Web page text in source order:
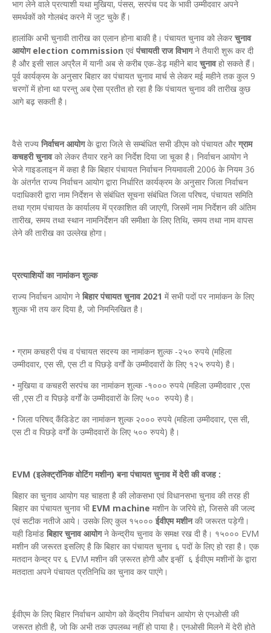
भाग लेने वाले प्रत्याशी यथा मुखिया, पंसस, सरपंच पद के भावी उम्मीदवार अपने
समर्थकों को गोलबंद करने में जुट चुके हैं।
हालांकि अभी चुनावी तारीख का एलान होना बाकी है। पंचायत चुनाव को लेकर चुनाव
आयोग election commission एवं पंचायती राज विभागने तैयारी शुरू कर दी
है और इसी साल अप्रैल में यानी अब से करीब एक-डेढ़ महीने बाद चुनावहो सकते हैं।
पूर्व कार्यक्रम के अनुसार बिहार का पंचायत चुनाव मार्च से लेकर मई महीने तक कुल 9
चरणों में होना था परन्तु अब ऐसा प्रतीत हो रहा है कि पंचायत चुनाव की तारीख कुछ
आगे बढ़ सकती है।
वैसे राज्य निर्वाचन आयोगके द्वारा जिले से सम्बंधित सभी डीएम को पंचायत और ग्राम
कचहरी चुनावको लेकर तैयार रहने का निर्देश दिया जा चूका है। निर्वाचन आयोग ने
भेजे गाइडलाइन में कहा है कि बिहार पंचायत निर्वाचन नियमावली 2006 के नियम 36
के अंतर्गत राज्य निर्वाचन आयोग द्वारा निर्धारित कार्यक्रम के अनुसार जिला निर्वाचन
पदाधिकारी द्वारा नाम निर्देशन से संबंधित सूचना संबंधित जिला परिषद, पंचायत समिति
तथा ग्राम पंचायत के कार्यालय में प्रकाशित की जाएगी, जिसमें नाम निर्देशन की अंतिम
तारीख, समय तथा स्थान नामनिर्देशन की समीक्षा के लिए तिथि, समय तथा नाम वापस
लेने की तारीख का उल्लेख होगा।
प्रत्याशियों का नामांकन शुल्क
राज्य निर्वाचन आयोग ने बिहार पंचायत चुनाव 2021 में सभी पदों पर नामांकन के लिए
शुल्क भी तय कर दिया है, जो निमन्लिखित है।
• ग्राम कचहरी पंच व पंचायत सदस्य का नामांकन शुल्क -२५० रुपये (महिला
उम्मीदवार, एस सी, एस टी व पिछड़े वर्गों के उम्मीदवारों के लिए १२५ रुपये) है।
• मुखिया व कचहरी सरपंच का नामांकन शुल्क -१००० रुपये (महिला उम्मीदवार ,एस
सी ,एस टी व पिछड़े वर्गों के उम्मीदवारों के लिए ५०० रुपये) है।
• जिला परिषद् कैंडिडेट का नामांकन शुल्क २००० रुपये (महिला उम्मीदवार, एस सी,
एस टी व पिछड़े वर्गों के उम्मीदवारों के लिए ५०० रुपये) है।
EVM (इलेक्ट्रॉनिक वोटिंग मशीन) बना पंचायत चुनाव में देरी की वजह :
बिहार का चुनाव आयोग यह चाहता है की लोकसभा एवं विधानसभा चुनाव की तरह ही
बिहार का पंचायत चुनाव भी EVM machine मशीन के जरिये हो, जिससे की जल्द
एवं सटीक नतीजे आये। उसके लिए कुल १५००० ईवीएम मशीनकी जरूरत पड़ेगी।
यही डिमांड बिहार चुनाव आयोगने केन्द्रीय चुनाव के समक्ष रख दी है। १५००० EVM
मशीन की जरूरत इसलिए है कि बिहार का पंचायत चुनाव ६ पदों के लिए हो रहा है। एक
मतदान केन्द्र पर ६ EVM मशीन की ज़रूरत होगी और इन्हीं ६ ईवीएम मशीनों के द्वारा
मतदाता अपने पंचायत प्रतिनिधि का चुनाव कर पाएंगे।
ईवीएम के लिए बिहार निर्वाचन आयोग को केंद्रीय निर्वाचन आयोग से एनओसी की
जरूरत होती है, जो कि अभी तक उपलब्ध नहीं हो पाया है। एनओसी मिलने में देरी होते